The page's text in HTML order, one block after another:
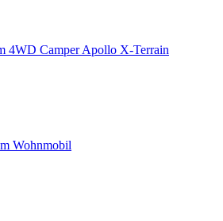
4WD Camper Apollo X-Terrain
Wohnmobil